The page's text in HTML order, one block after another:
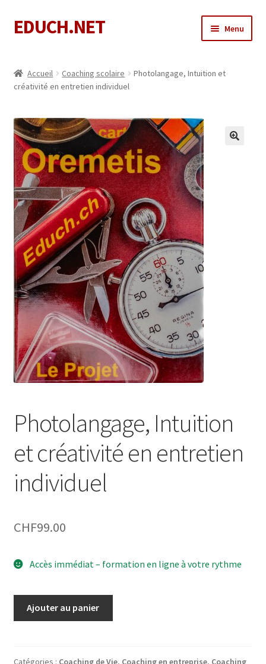
Aller
à
navigation
Aller
au
EDUCH.NET Menu
Accueil Coaching scolaire
Photolangage, Intuition et
créativité en entretien individuel
Photolangage, Intuition
et créativité en entretien
individuel
CHF99.00
Accès immédiat – formation en ligne à votre rythme
et
Ajouter au panier
r
Catégories : Coaching de Vie, Coaching en entreprise, Coaching